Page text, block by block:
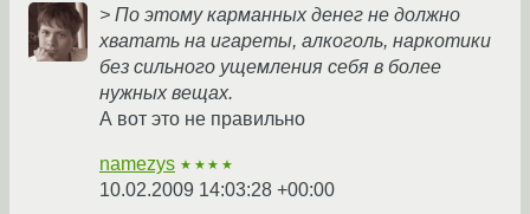
> По этому карманных денег не должно
хватать на игареты, алкоголь, наркотики
без сильного ущемления себя в более
нужных вещах.
А вот это не правильно
namezys ★★★★
10.02.2009 14:03:28 +00:00